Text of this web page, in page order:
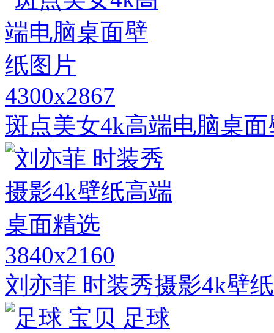
4300x2867
斑点美女4k高端电脑桌
3840x2160
刘亦菲 时装秀摄影4k壁